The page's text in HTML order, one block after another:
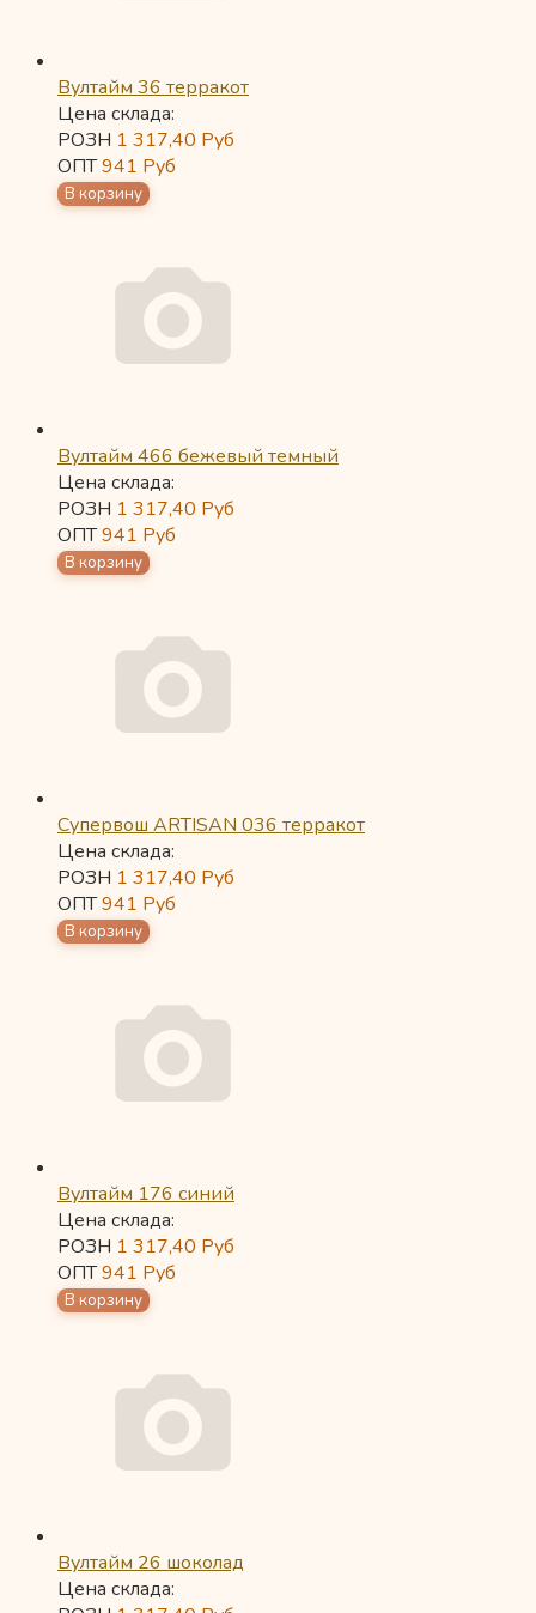
Вултайм 36 терракот
Цена склада:
РОЗН 1 317,40 Руб
ОПТ941 Руб
Вултайм 466 бежевый темный
Цена склада:
РОЗН 1 317,40 Руб
ОПТ941 Руб
Супервош ARTISAN 036 терракот
Цена склада:
РОЗН 1 317,40 Руб
ОПТ941 Руб
Вултайм 176 синий
Цена склада:
РОЗН 1 317,40 Руб
ОПТ941 Руб
Вултайм 26 шоколад
Цена склада: